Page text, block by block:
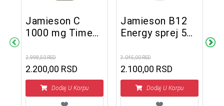
Jamieson C
1000 mg Timed
kapleta
2.998,50 RSD
2.200,00 RSD
Dodaj U Korpu
Jamieson B12
Energy sprej 58
3.045,00 RSD
2.100,00 RSD
Dodaj U Korpu